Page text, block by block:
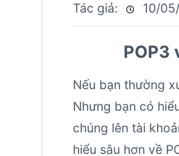
Tác giả: 10/
POP3
Nếu bạn thường
Nhưng bạn có
chúng lên tài
hiểu sâu hơn về